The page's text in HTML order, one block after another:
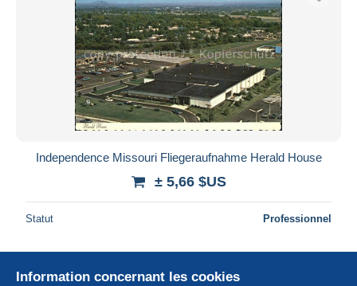
Independence Missouri Fliegeraufnahme Herald House
± 5,66 $US
Statut Professionnel
Nouveau
Information concernant les cookies